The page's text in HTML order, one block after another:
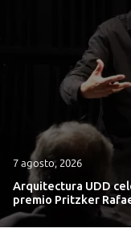
7 agosto, 2026
Arquitectura UDD
premio Pritzker